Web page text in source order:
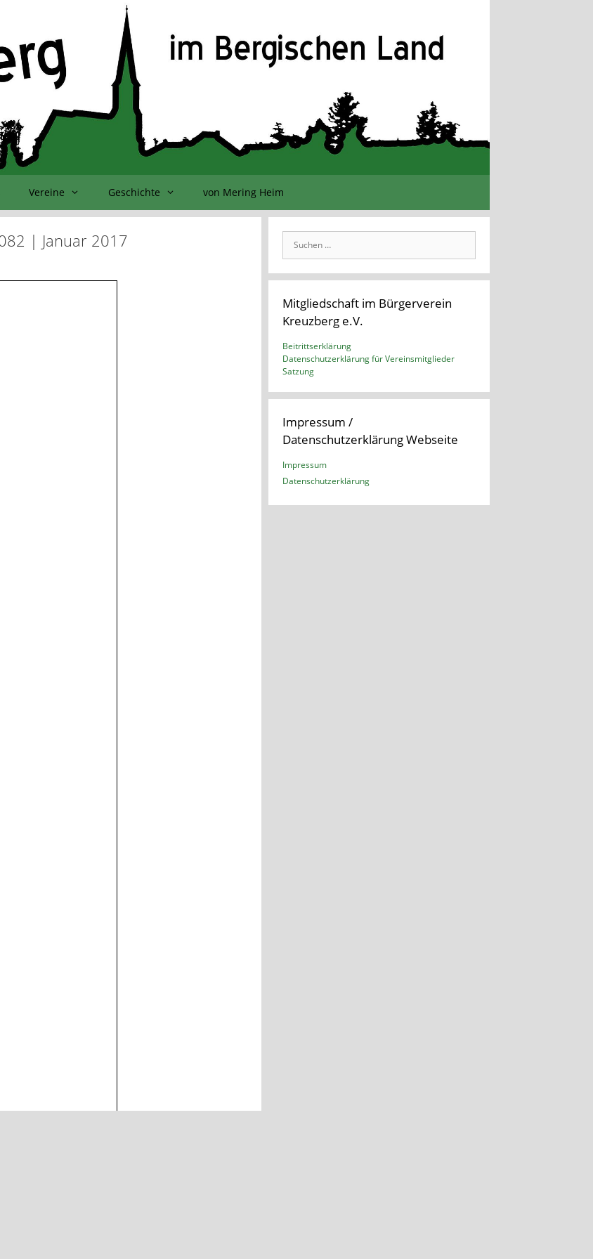
Vereine Geschichte von Mering Heim
| Januar 2017
nach:
Mitgliedschaft im Bürgerverein
Kreuzberg e.V.
Beitrittserklärung
Datenschutzerklärung für Vereinsmitglieder
Satzung
Impressum /
Datenschutzerklärung Webseite
Impressum
Datenschutzerklärung